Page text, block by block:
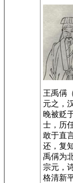
王禹偁
元之，
晚被贬
士，历
敢于直
还，复
禹偁为
宗元，
格清新